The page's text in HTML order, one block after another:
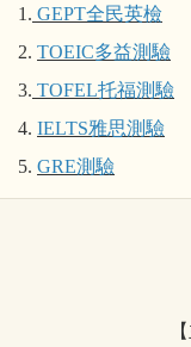
1. GEPT全民英檢
2. TOEIC多益測驗
3. TOFEL托福測驗
4. IELTS雅思測驗
5. GRE測驗